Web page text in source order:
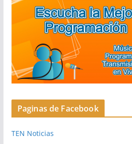
Paginas de Facebook
TEN Noticias